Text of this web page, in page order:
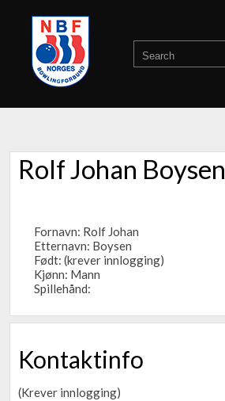
Rolf Johan Boysen
Fornavn: Rolf Johan
Etternavn: Boysen
Født: (krever innlogging)
Kjønn: Mann
Spillehånd:
Kontaktinfo
(Krever innlogging)